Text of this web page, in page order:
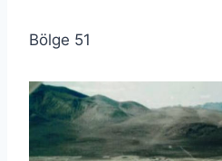
Bölge 51